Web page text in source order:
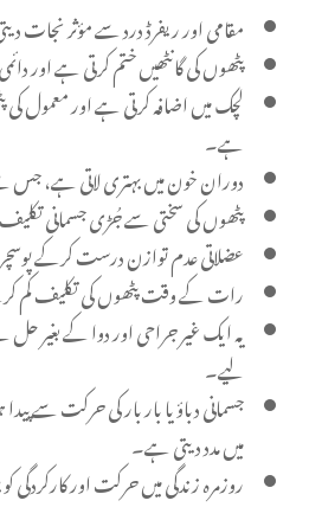
مقامی اور ریفرڈ درد سے مؤثر نجات
پٹھوں کی گانٹھیں ختم کرتی ہے اور
لچک میں اضافہ کرتی ہے اور معمول کی
ہے۔
دوران خون میں بہتری لاتی ہے،
پٹھوں کی سختی سے جُڑی جسمانی تکلیف
عضلاتی عدم توازن درست کرکے پوسچر
رات کے وقت پٹھوں کی تکلیف کم
یہ ایک غیر جراحی اور دوا کے بغیر
لیے۔
جسمانی دباؤ یا بار بار کی حرکت سے
میں مدد دیتی ہے۔
روزمرہ زندگی میں حرکت اور کارکردگی